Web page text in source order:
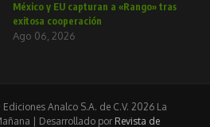
México y EU capturan a «Rango» tras
exitosa cooperación
Ago 06, 2026
Analco S.A. de C.V. 2026 La
| Desarrollado por Revista de